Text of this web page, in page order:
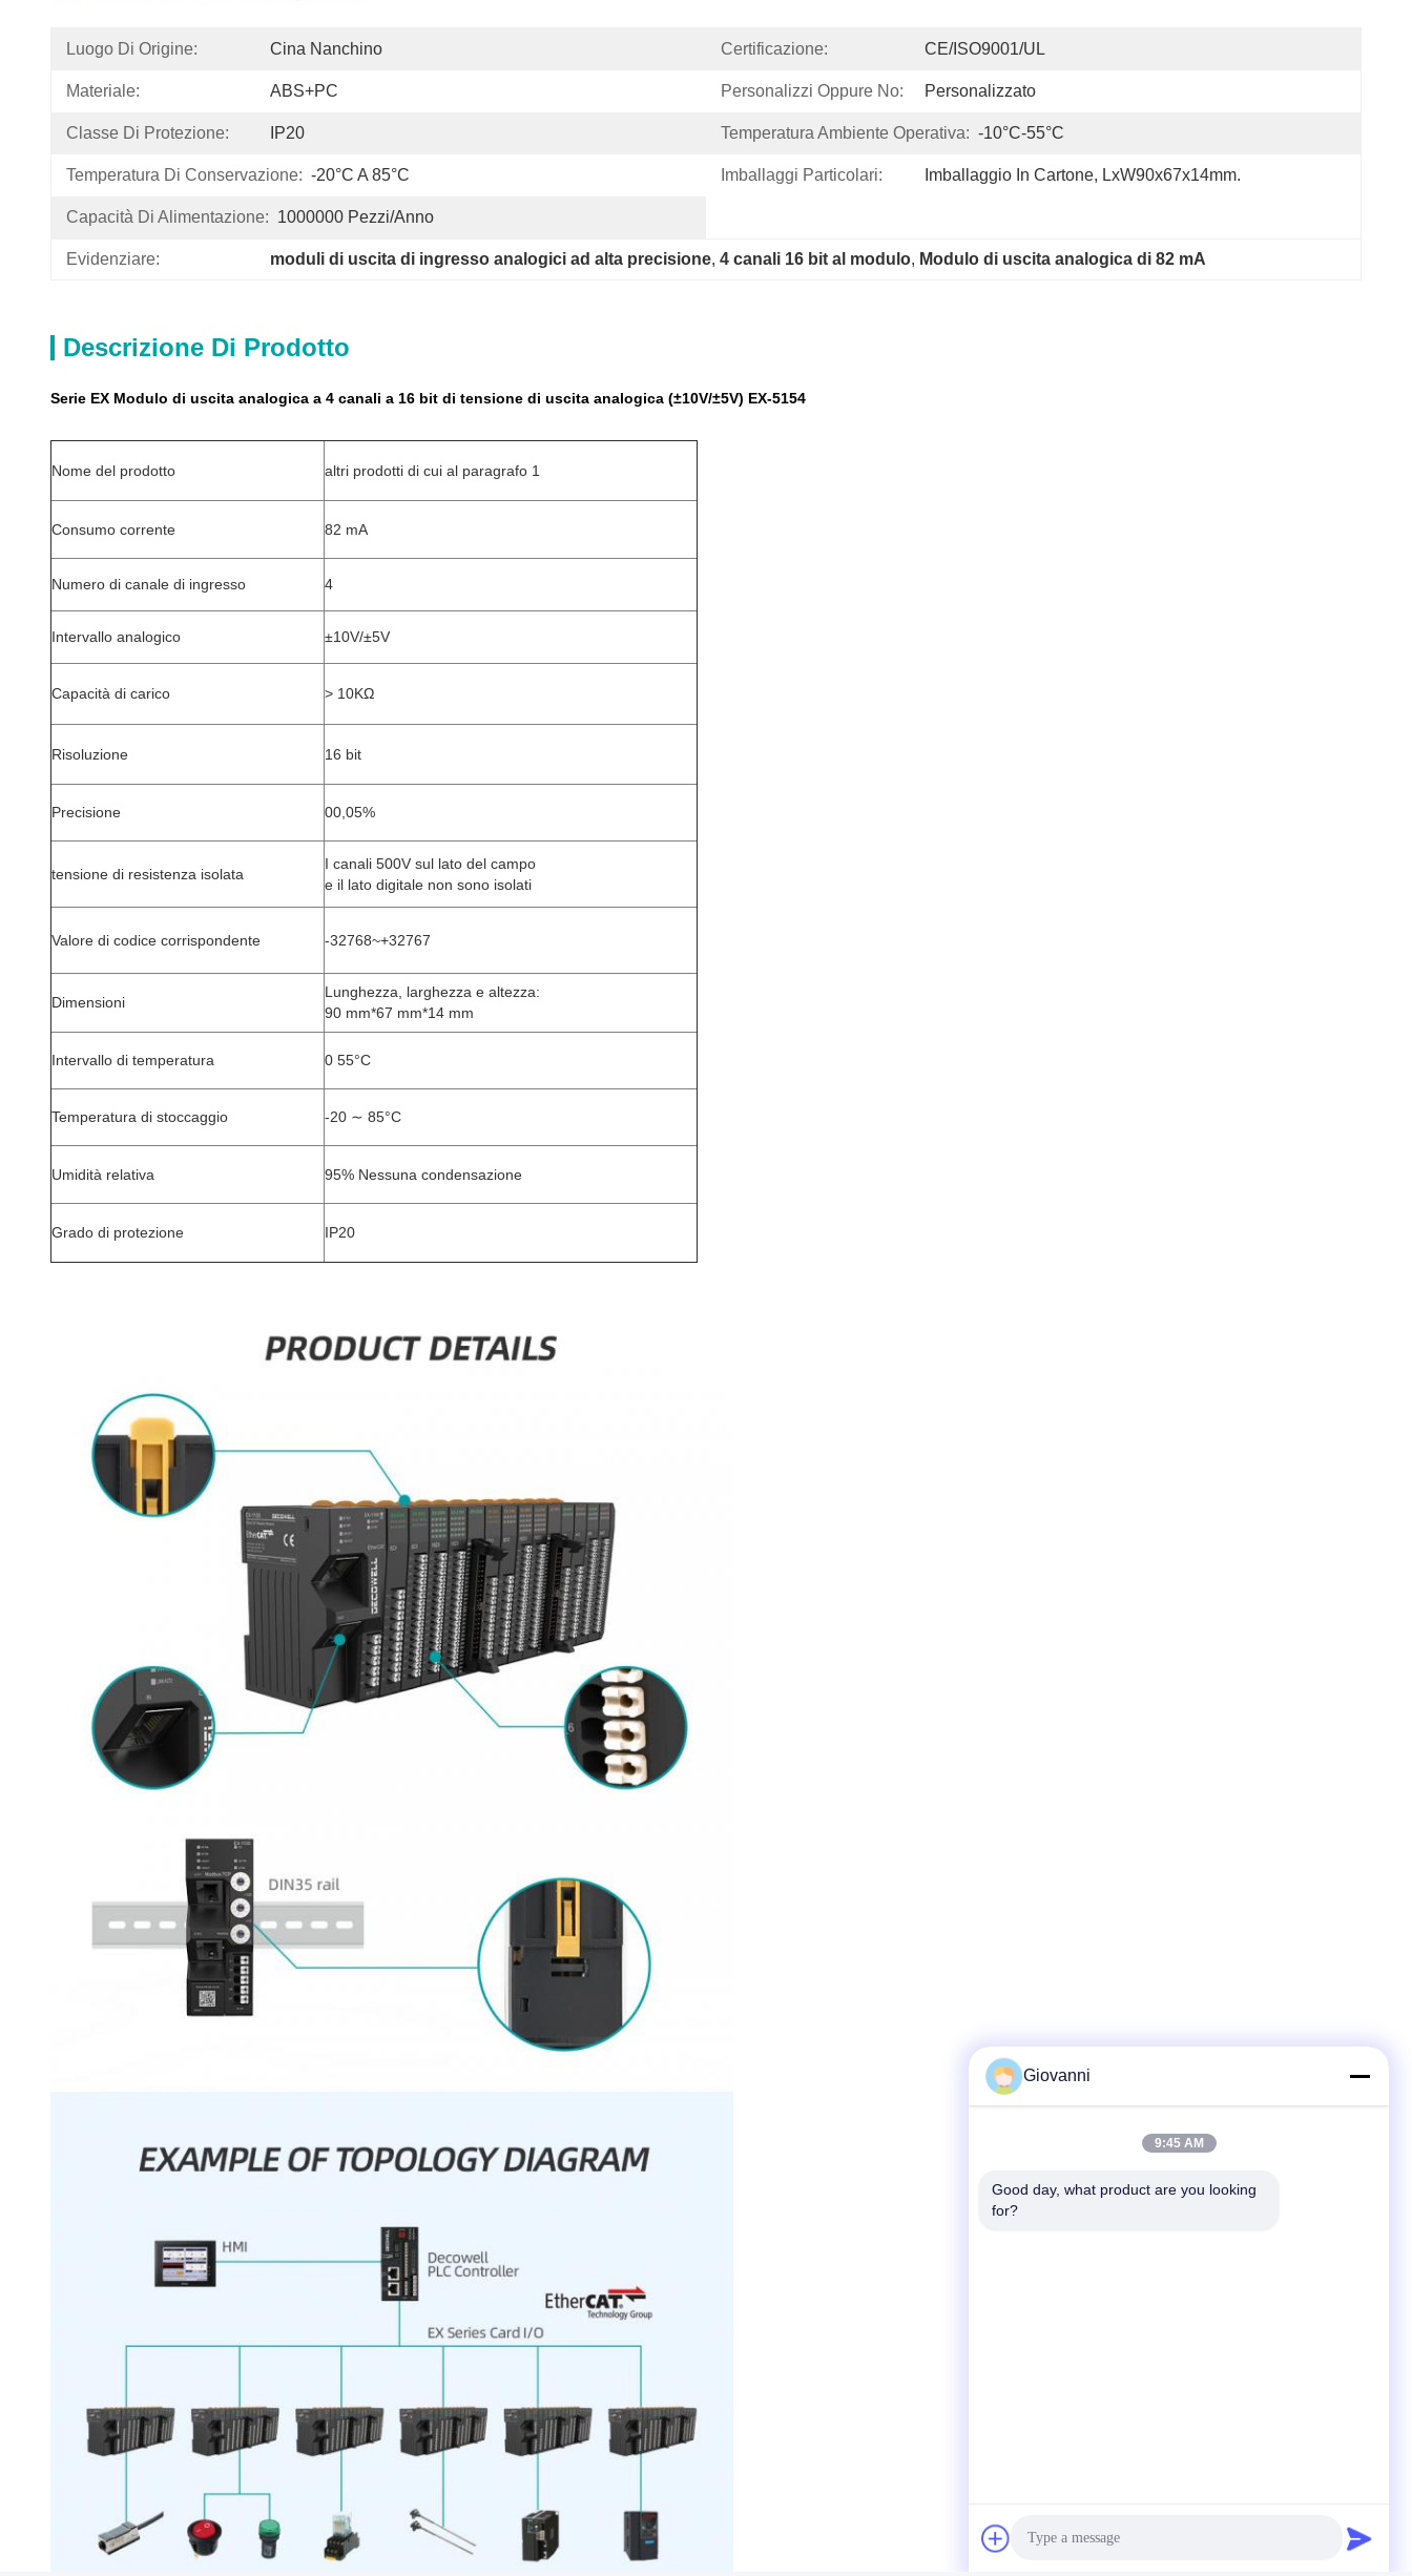
Luogo Di Origine: Cina Nanchino Certificazione: CE/ISO9001/UL
Materiale: ABS+PC Personalizzi Oppure No: Personalizzato
Classe Di Protezione: IP20 Temperatura Ambiente Operativa: -10°C-55°C
Temperatura Di Conservazione: -20°C A 85°C Imballaggi Particolari: Imballaggio In Cartone, LxW90x67x14mm.
Capacità Di Alimentazione: 1000000 Pezzi/anno
Evidenziare: moduli di uscita di ingresso analogici ad alta precisione, 4 canali 16 bit al modulo, Modulo di uscita analogica di 82 mA
Descrizione Di Prodotto
Serie EX Modulo di uscita analogica a 4 canali a 16 bit di tensione di uscita analogica (±10V/±5V) EX-5154
Nome del prodotto altri prodotti di cui al paragrafo 1
Consumo corrente 82 mA
Numero di canale di ingresso 4
Intervallo analogico ±10V/±5V
Capacità di carico > 10KΩ
Risoluzione 16 bit
Precisione 00,05%
tensione di resistenza isolata
I canali 500V sul lato del campo
e il lato digitale non sono isolati
Valore di codice corrispondente -32768~+32767
Dimensioni
Lunghezza, larghezza e altezza:
90 mm*67 mm*14 mm
Intervallo di temperatura 0 55°C
Temperatura di stoccaggio -20 ∼ 85°C
Umidità relativa 95% Nessuna condensazione
Grado di protezione IP20
Giovanni
9:45 AM
Good day, what product are you looking
for?